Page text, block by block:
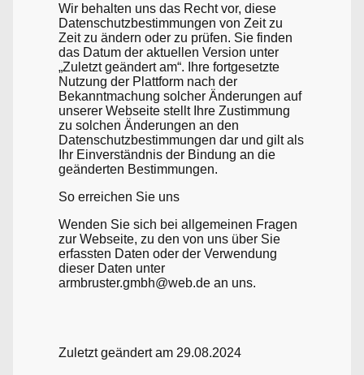
Wir behalten uns das Recht vor, diese
Datenschutzbestimmungen von Zeit zu
Zeit zu ändern oder zu prüfen. Sie finden
das Datum der aktuellen Version unter
„Zuletzt geändert am“. Ihre fortgesetzte
Nutzung der Plattform nach der
Bekanntmachung solcher Änderungen auf
unserer Webseite stellt Ihre Zustimmung
zu solchen Änderungen an den
Datenschutzbestimmungen dar und gilt als
Ihr Einverständnis der Bindung an die
geänderten Bestimmungen.
So erreichen Sie uns
Wenden Sie sich bei allgemeinen Fragen
zur Webseite, zu den von uns über Sie
erfassten Daten oder der Verwendung
dieser Daten unter
armbruster.gmbh@web.de an uns.
Zuletzt geändert am 29.08.2024